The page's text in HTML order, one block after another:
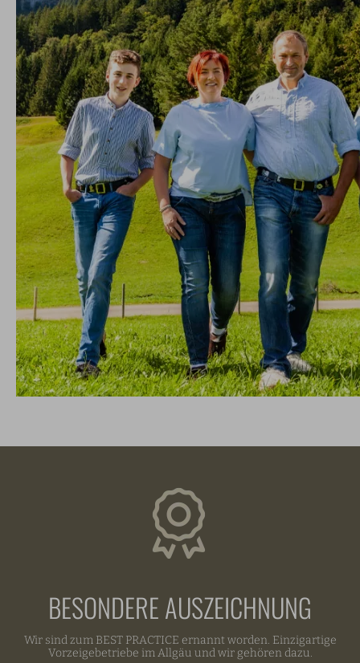
BESONDERE AUSZEICHNUNG
Wir sind zum BEST PRACTICE ernannt worden. Einzigartige
Vorzeigebetriebe im Allgäu und wir gehören dazu.